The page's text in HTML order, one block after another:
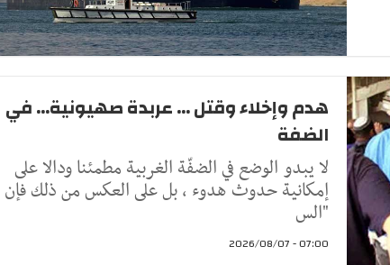
هدم وإخلاء وقتل ... عربدة صهيونية... في
الضفة
لا يبدو الوضع في الضفّة الغربية مطمئنا ودالا على
إمكانية حدوث هدوء ، بل على العكس من ذلك فإن
"الس
07:00 - 2026/08/07